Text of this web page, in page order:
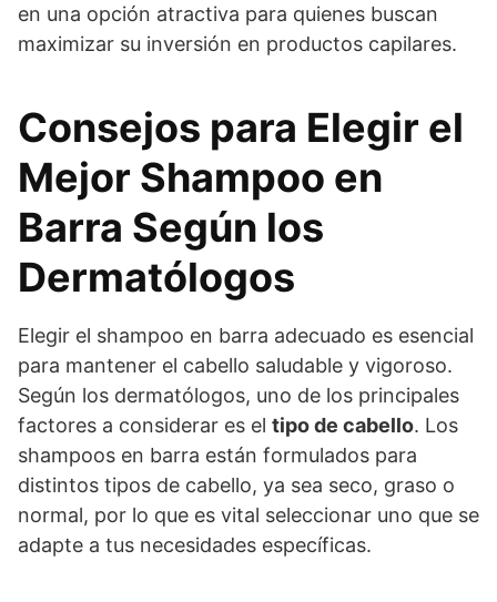
en una opción atractiva para quienes buscan
maximizar su inversión en productos capilares.
Consejos para Elegir el
Mejor Shampoo en
Barra Según los
Dermatólogos
Elegir el shampoo en barra adecuado es esencial
para mantener el cabello saludable y vigoroso.
Según los dermatólogos, uno de los principales
factores a considerar es el tipo de cabello. Los
shampoos en barra están formulados para
distintos tipos de cabello, ya sea seco, graso o
normal, por lo que es vital seleccionar uno que se
adapte a tus necesidades específicas.